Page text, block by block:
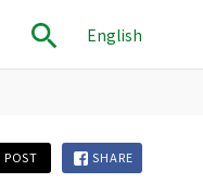
English
POST SHARE